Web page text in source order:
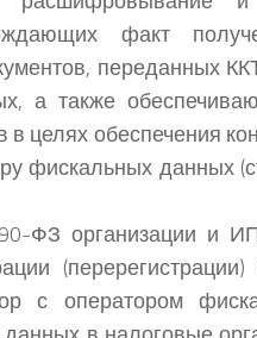
факт
переданных
а также
целях обеспечения
фискальных данных
ФЗ организации и
с оператором